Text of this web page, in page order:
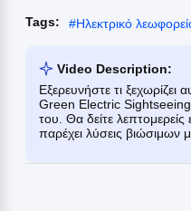
Tags: #Ηλεκτρικό
Video Description:
Εξερευνήστε τι
Green Electric Sightseeing
του. Θα δείτε
παρέχει λύσεις βιώσιμων